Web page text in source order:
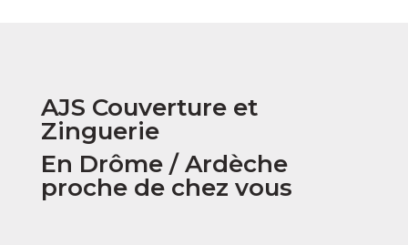
AJS Couverture et
Zinguerie
En Drôme / Ardèche
proche de chez vous